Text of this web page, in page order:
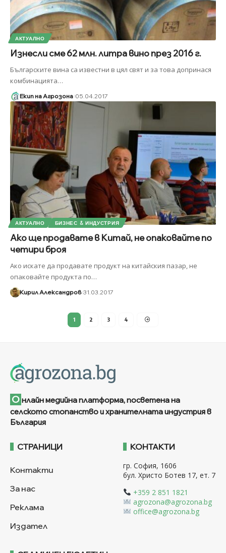
АКТУАЛНО
Изнесли сме 62 млн. литра вино през 2016 г.
Българските вина са известни в цял свят и за това допринася
комбинацията…
Екип на Агрозона 05.04.2017
АКТУАЛНО БИЗНЕС & ИНДУСТРИЯ
Ако ще продавате в Китай, не опаковайте по
четири броя
Ако искате да продавате продукт на китайския пазар, не
опаковайте продукта по…
Кирил Александров 31.03.2017
1 2 3 4
О нлайн медийна платформа, посветена на
селското стопанство и хранителната индустрия в
България
СТРАНИЦИ
Контакти
За нас
Реклама
Издател
КОНТАКТИ
гр. София, 1606
бул. Христо Ботев 17, ет. 7
+359 2 851 1821
agrozona@agrozona.bg
office@agrozona.bg